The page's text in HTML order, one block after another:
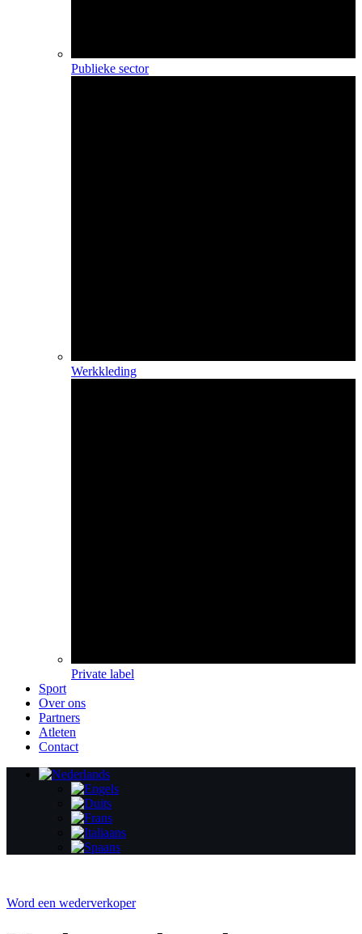
Publieke sector
Werkkleding
Private label
Sport
Over ons
Partners
Atleten
Contact
Word een wederverkoper